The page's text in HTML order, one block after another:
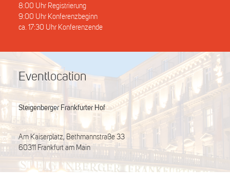
8:00 Uhr Registrierung
9:00 Uhr Konferenzbeginn
ca. 17:30 Uhr Konferenzende
Eventlocation
Steigenberger Frankfurter Hof
Am Kaiserplatz, Bethmannstraße 33
60311 Frankfurt am Main